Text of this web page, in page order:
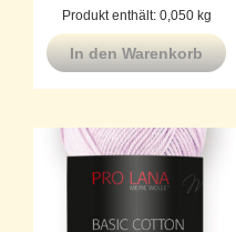
Produkt enthält: 0,050 kg
In den Warenkorb